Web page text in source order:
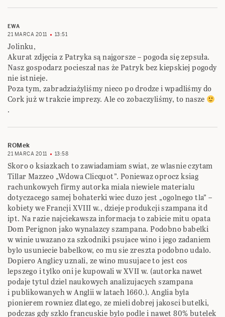
EWA
21 MARCA 2011
13:51
Jolinku,
Akurat zdjęcia z Patryka są najgorsze – pogoda się zepsuła.
Nasz gospodarz pocieszał nas że Patryk bez kiepskiej pogody
nie istnieje.
Poza tym, zabradziażyliśmy nieco po drodze i wpadliśmy do
Cork już w trakcie imprezy. Ale co zobaczyliśmy, to nasze
.
ROMek
21 MARCA 2011 13:58
Skoro o ksiazkach to zawiadamiam swiat, ze wlasnie czytam
Tillar Mazzeo „Wdowa Clicquot”. Poniewaz oprocz ksiag
rachunkowych firmy autorka miala niewiele materialu
dotyczacego samej bohaterki wiec duzo jest „ogolnego tla” –
kobiety we Francji XVIII w., dzieje produkcji szampana itd
ipt. Na razie najciekawsza informacja to zabicie mitu opata
Dom Perignon jako wynalazcy szampana. Podobno babelki
w winie uwazano za szkodniki psujace wino i jego zadaniem
bylo usuniecie babelkow, co mu sie zreszta podobno udalo.
Dopiero Anglicy uznali, ze wino musujace to jest cos
lepszego i tylko oni je kupowali w XVII w. (autorka nawet
podaje tytul dziel naukowych analizujacych szampana
i publikowanych w Anglii w latach 1660.). Anglia byla
pionierem rowniez dlatego, ze mieli dobrej jakosci butelki,
podczas gdy szklo francuskie bylo podle i nawet 80% butelek